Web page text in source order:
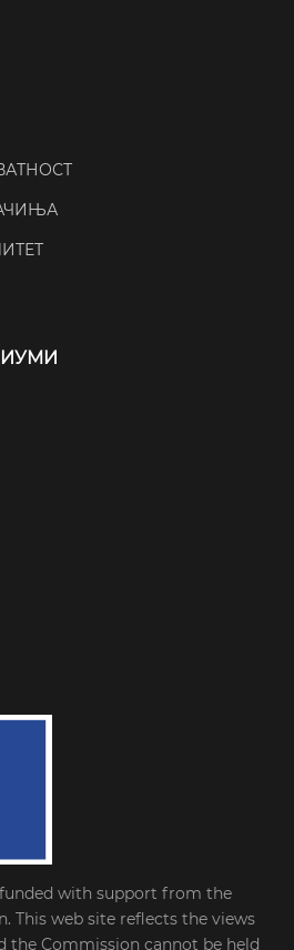
with support from the
This web site reflects the views
the Commission cannot be held